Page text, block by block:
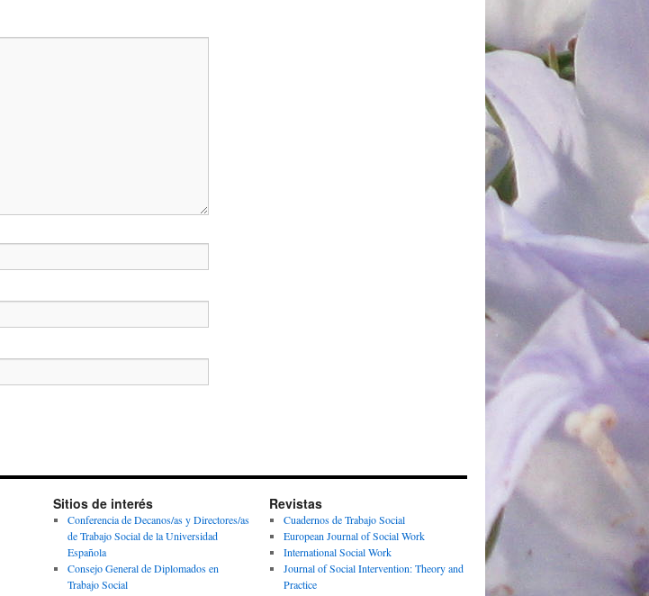
Sitios de interés
Conferencia de Decanos/as y Directores/as
de Trabajo Social de la Universidad
Española
Consejo General de Diplomados en
Trabajo Social
Revistas
Cuadernos de Trabajo Social
European Journal of Social Work
International Social Work
Journal of Social Intervention: Theory and
Practice